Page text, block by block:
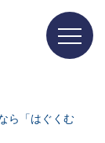
ら「はぐくむ